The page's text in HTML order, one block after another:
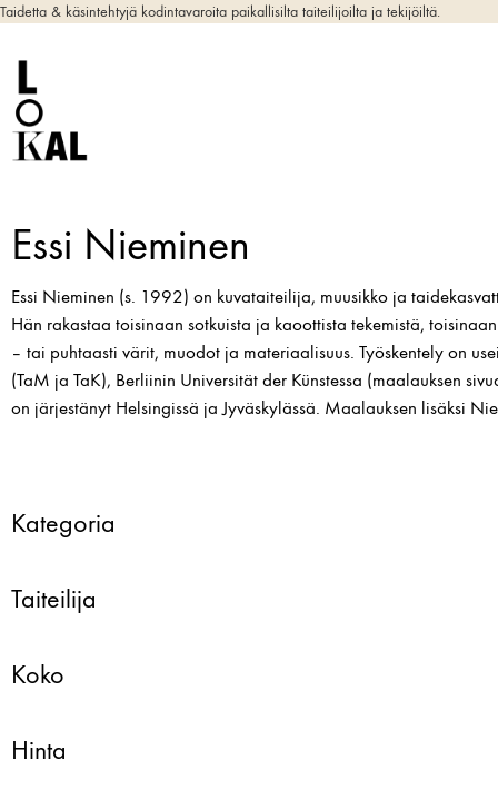
Taidetta & käsintehtyjä kodintavaroita paikallisilta taiteilijoilta ja tekijöiltä.
Essi Nieminen
Essi Nieminen (s. 1992) on kuvataiteilija, muusikko ja
Hän rakastaa toisinaan sotkuista ja kaoottista tekemistä,
– tai puhtaasti värit, muodot ja materiaalisuus. Työskentely on
(TaM ja TaK), Berliinin Universität der Künstessa (maalauksen
on järjestänyt Helsingissä ja Jyväskylässä. Maalauksen lisäksi
Kategoria
Taiteilija
Koko
Hinta